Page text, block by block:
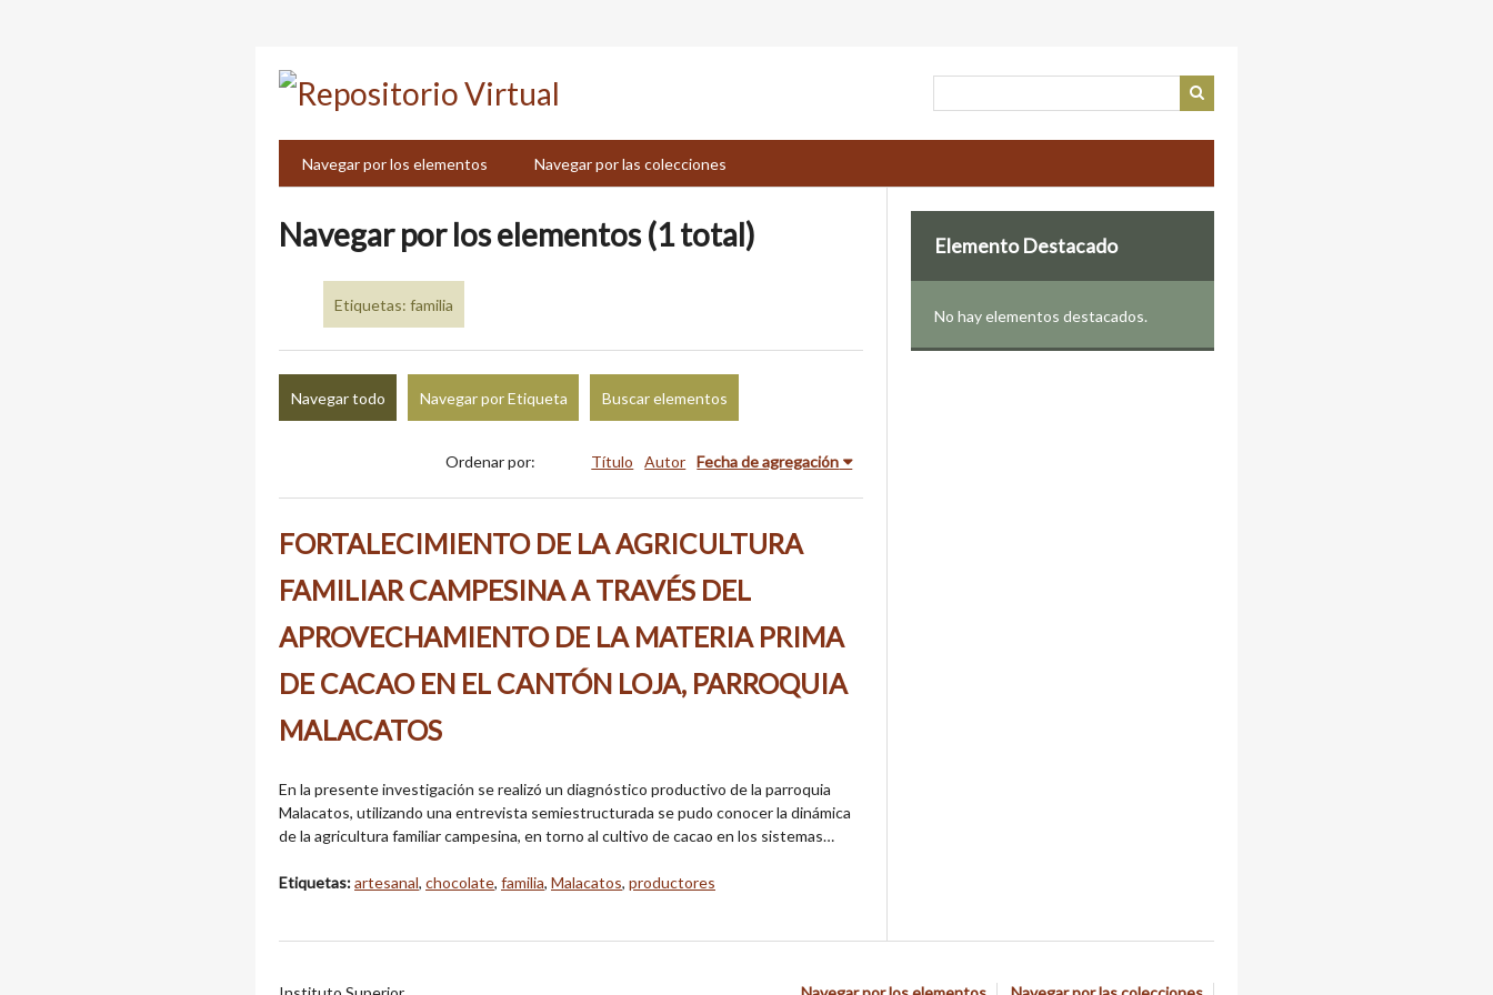
Navegar por los elementos
Navegar por las colecciones
Navegar por los elementos (1 total)
Etiquetas: familia
Navegar todo Navegar por Etiqueta Buscar elementos
Ordenar por: Título Autor Fecha de agregación
FORTALECIMIENTO DE LA AGRICULTURA
FAMILIAR CAMPESINA A TRAVÉS DEL
APROVECHAMIENTO DE LA MATERIA PRIMA
DE CACAO EN EL CANTÓN LOJA, PARROQUIA
MALACATOS
En la presente investigación se realizó un diagnóstico productivo de la parroquia
Malacatos, utilizando una entrevista semiestructurada se pudo conocer la dinámica
de la agricultura familiar campesina, en torno al cultivo de cacao en los sistemas…
Etiquetas:artesanal, chocolate, familia, Malacatos, productores
Elemento Destacado
No hay elementos destacados.